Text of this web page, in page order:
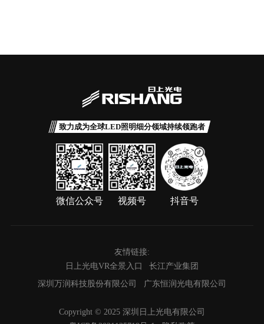
致力成为全球LED照明细分领域持续领跑者
微信公众号 视频号 抖音号
友情链接:
日上光电VR全景入口
长江产业集团
深圳万润科技股份有限公司
广东恒润光电有限公司
Copyright © 2025 深圳日上光电有限公司